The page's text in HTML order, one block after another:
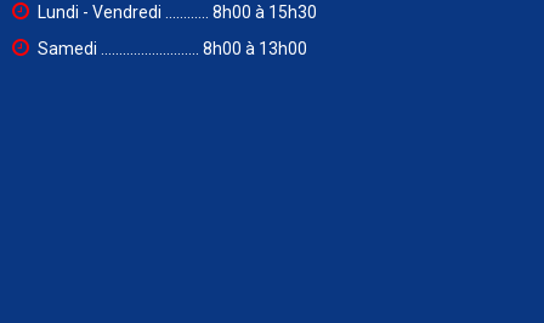
Lundi - Vendredi ............ 8h00 à 15h30
Samedi ........................... 8h00 à 13h00